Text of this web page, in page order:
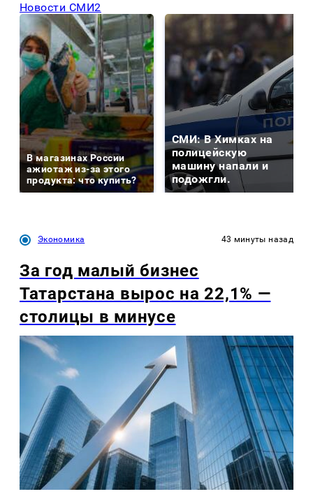
Новости СМИ2
В магазинах России
ажиотаж из-за этого
продукта: что купить?
СМИ: В Химках на
полицейскую
машину напали и
подожгли.
Экономика 43 минуты назад
За год малый бизнес
Татарстана вырос на 22,1% —
столицы в минусе